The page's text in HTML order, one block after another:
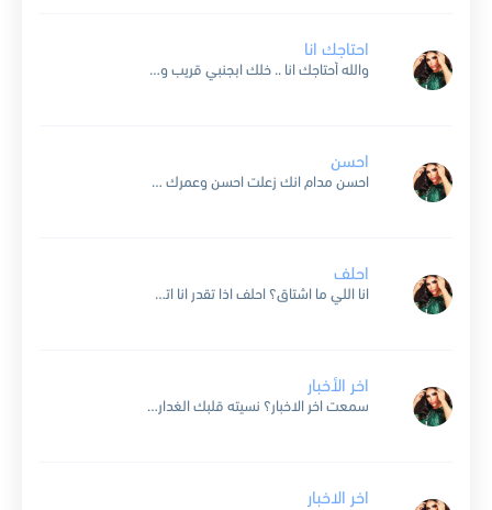
احتاجك انا
والله أحتاجك انا .. خلك ابجنبي قريب وان حصل شيّ بيننا .. عن حياتي لا تغيب أنا من بعدك أتوه .. و عالمي بعدك يضيع تختلط عندي الوجوه .. العدو...
احسن
احسن مدام انك زعلت احسن وعمرك مارضبت اصلا انا حدي وصل ياما من اسبابك بكيت اتذكر اني فيك كنت شي بقوله واستحيت واليوم لا والله صملت شايل ومبطي ماحكيت اول...
احلف
انا اللي ما اشتاق؟ احلف اذا تقدر انا اتحداك تحلف ياحبيبي انا اتحداك كثير الشوق بي واجد ولا اتغير كثر ماكنت عني ملتهي بعيد هناك رجعت الحين لعيوني وتتبختر وتتمنظر...
اخر الأخبار
سمعت اخر الاخبار؟ نسيته قلبك الغدار عيوني صارت لغيرك وقلبي من يدينك طار غرامي وحبي الاول بقدرة قادر اتبدل على المكشوف ما اخجل قلبي غيرك انته اختار لقيت اللي يناسبني...
اخر الاخبار